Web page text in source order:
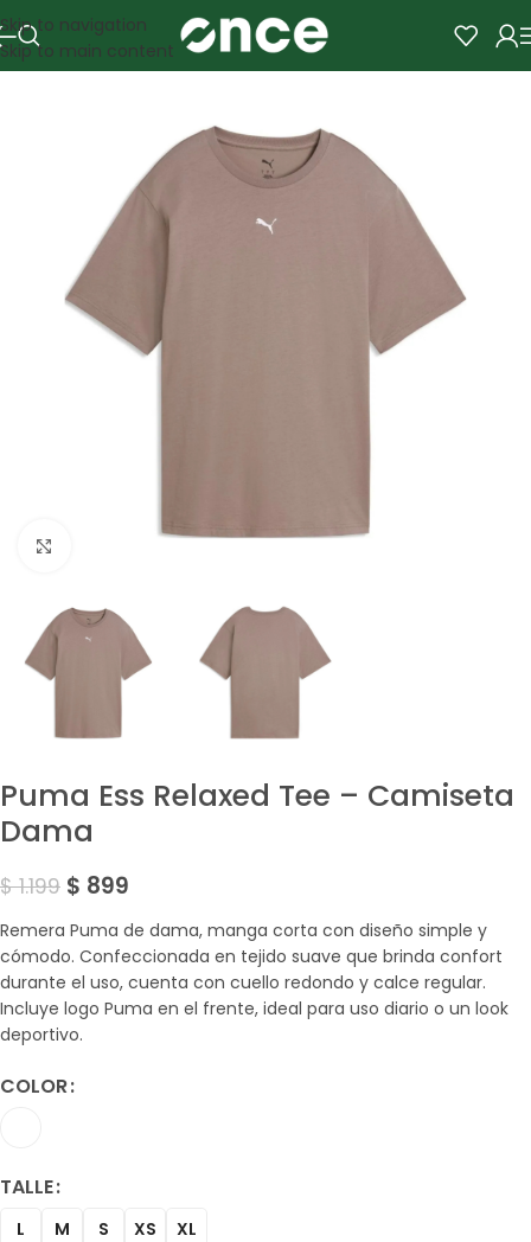
Skip to navigation
Skip to main content
Puma Ess Relaxed Tee – Camiseta
Dama
$1.199 $ 899
Remera Puma de dama, manga corta con diseño simple y
cómodo. Confeccionada en tejido suave que brinda confort
durante el uso, cuenta con cuello redondo y calce regular.
Incluye logo Puma en el frente, ideal para uso diario o un look
deportivo.
COLOR
TALLE
L M S XS XL